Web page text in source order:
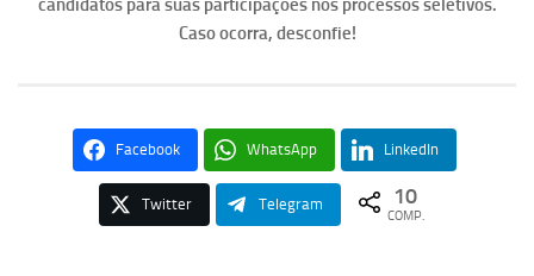
Caso ocorra, desconfie!
Facebook WhatsApp LinkedIn
Twitter Telegram 10
COMP.